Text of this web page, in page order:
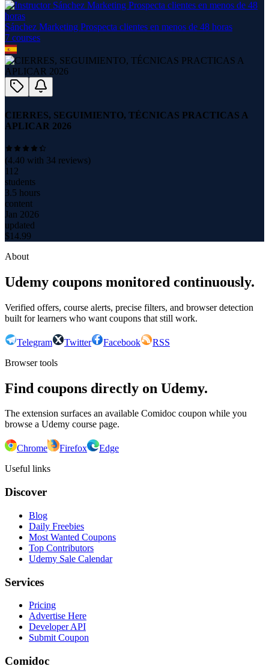
Sánchez Marketing Prospecta clientes en menos de 48 horas
7 courses
CIERRES, SEGUIMIENTO, TÉCNICAS PRACTICAS A
APLICAR 2026
(4.40 with 34 reviews)
112
students
3.5 hours
content
Jan 2026
updated
$14.99
About
Udemy coupons monitored continuously.
Verified offers, course alerts, precise filters, and browser detection
built for learners who want coupons that still work.
Telegram Twitter Facebook
RSS
Browser tools
Find coupons directly on Udemy.
The extension surfaces an available Comidoc coupon while you
browse a Udemy course page.
Chrome Firefox
Edge
Useful links
Discover
Blog
Daily Freebies
Most Wanted Coupons
Top Contributors
Udemy Sale Calendar
Services
Pricing
Advertise Here
Developer API
Submit Coupon
Comidoc